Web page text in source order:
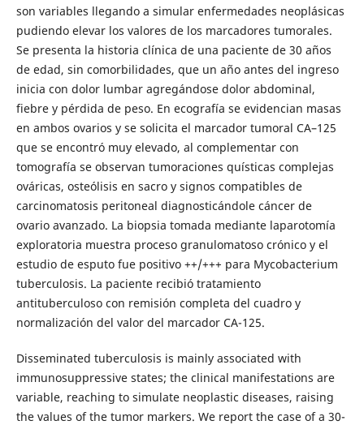
son variables llegando a simular enfermedades neoplásicas
pudiendo elevar los valores de los marcadores tumorales.
Se presenta la historia clínica de una paciente de 30 años
de edad, sin comorbilidades, que un año antes del ingreso
inicia con dolor lumbar agregándose dolor abdominal,
fiebre y pérdida de peso. En ecografía se evidencian masas
en ambos ovarios y se solicita el marcador tumoral CA–125
que se encontró muy elevado, al complementar con
tomografía se observan tumoraciones quísticas complejas
ováricas, osteólisis en sacro y signos compatibles de
carcinomatosis peritoneal diagnosticándole cáncer de
ovario avanzado. La biopsia tomada mediante laparotomía
exploratoria muestra proceso granulomatoso crónico y el
estudio de esputo fue positivo ++/+++ para Mycobacterium
tuberculosis. La paciente recibió tratamiento
antituberculoso con remisión completa del cuadro y
normalización del valor del marcador CA-125.
Disseminated tuberculosis is mainly associated with
immunosuppressive states; the clinical manifestations are
variable, reaching to simulate neoplastic diseases, raising
the values of the tumor markers. We report the case of a 30-